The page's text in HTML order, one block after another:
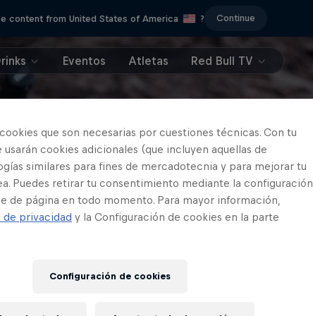
content from United States of America ? Continue
Eventos Atletas Red Bull TV
que son necesarias por cuestiones técnicas. Con tu
cookies adicionales (que incluyen aquellas de
similares para fines de mercadotecnia y para mejorar tu
Puedes retirar tu consentimiento mediante la configuración
de página en todo momento. Para mayor información,
de privacidad y la Configuración de cookies en la parte
Configuración de cookies